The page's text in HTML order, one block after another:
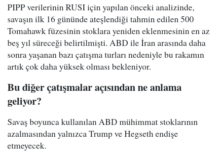
PIPP verilerinin RUSI için yapılan önceki analizinde,
savaşın ilk 16 gününde ateşlendiği tahmin edilen 500
Tomahawk füzesinin stoklara yeniden eklenmesinin en az
beş yıl süreceği belirtilmişti. ABD ile İran arasında daha
sonra yaşanan bazı çatışma turları nedeniyle bu rakamın
artık çok daha yüksek olması bekleniyor.
Bu diğer çatışmalar açısından ne anlama
geliyor?
Savaş boyunca kullanılan ABD mühimmat stoklarının
azalmasından yalnızca Trump ve Hegseth endişe
etmeyecek.